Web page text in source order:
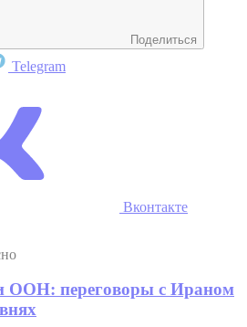
Поделиться
Telegram
Вконтакте
переговоры с Ираном